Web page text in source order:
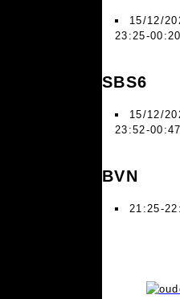
15/12/
23:25-00:20
SBS6
15/12/
23:52-00:47
BVN
21:25-